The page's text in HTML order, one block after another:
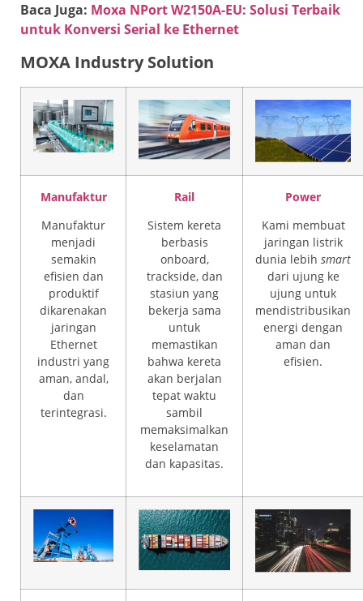
Baca Juga: Moxa NPort W2150A-EU: Solusi Terbaik
untuk Konversi Serial ke Ethernet
MOXA Industry Solution
Manufaktur
Manufaktur
menjadi
semakin
efisien dan
produktif
dikarenakan
jaringan
Ethernet
industri yang
aman, andal,
dan
terintegrasi.
Rail
Sistem kereta
berbasis
onboard,
trackside, dan
stasiun yang
bekerja sama
untuk
memastikan
bahwa kereta
akan berjalan
tepat waktu
sambil
memaksimalkan
keselamatan
dan kapasitas.
Power
Kami membuat
jaringan listrik
dunia lebih smart
dari ujung ke
ujung untuk
mendistribusikan
energi dengan
aman dan
efisien.